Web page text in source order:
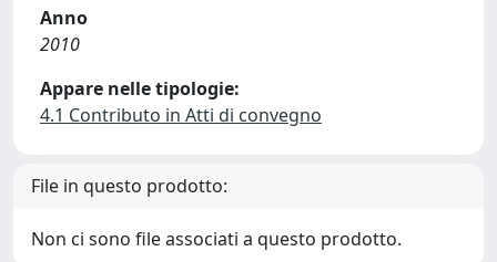
Anno
2010
Appare nelle tipologie:
4.1 Contributo in Atti di convegno
File in questo prodotto:
Non ci sono file associati a questo prodotto.